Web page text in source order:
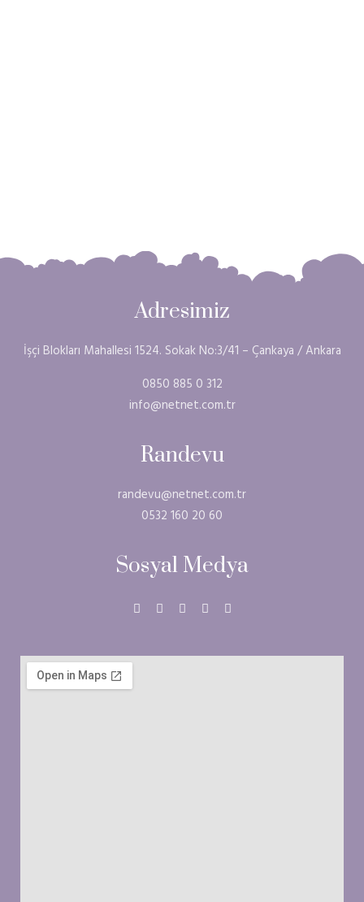
Adresimiz
İşçi Blokları Mahallesi 1524. Sokak No:3/41 – Çankaya / Ankara
0850 885 0 312
info@netnet.com.tr
Randevu
randevu@netnet.com.tr
0532 160 20 60
Sosyal Medya